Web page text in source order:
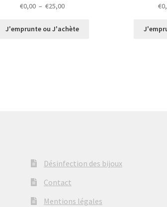
€0,00 – €25,00Plage
prix :
J'emprunte ou J'achète
€
Désinfection des bijoux
Contact
Mentions légales